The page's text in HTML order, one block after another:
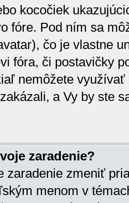
kocočiek
fóre. Pod ním sa
čo je vlastne
fóra, či postavičky
nemôžete
a Vy by ste
zaradenie?
zaradenie zmeniť
menom v